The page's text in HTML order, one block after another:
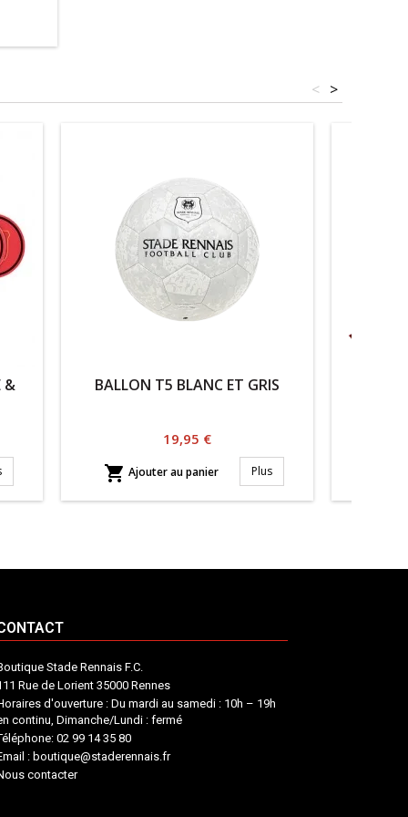
>
<
& BALLON T5 BLANC ET GRIS
Prix
19,95 €
 Ajouter au panier Plus
Stade Rennais F.C.
Rue de Lorient 35000 Rennes
d'ouverture : Du mardi au samedi : 10h – 19h
continu, Dimanche/Lundi : fermé
02 99 14 35 80
: boutique@staderennais.fr
contacter